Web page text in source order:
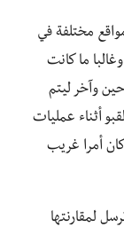
مختلفة في
ما كانت
وآخر ليتم
أثناء عمليات
كان أمرا غريب
لمقارنتها